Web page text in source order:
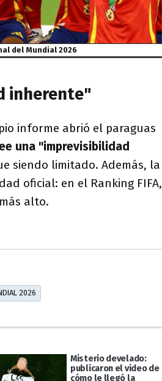
del Mundial 2026
inherente"
informe abrió el paraguas
una "imprevisibilidad
siendo limitado. Además, la
oficial: en el Ranking FIFA,
alto.
2026
Misterio develado:
publicaron el video de
cómo le llegó la